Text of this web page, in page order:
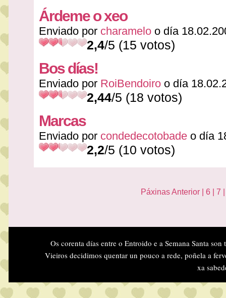
Árdeme o xeo
Enviado por charamelo o día
2,4/5 (15 votos)
Bos días!
Enviado por RoiBendoiro o día
2,44/5 (18 votos)
Marcas
Enviado por condedecotobade o día
2,2/5 (10 votos)
PáxinasAnterior 6 7
Os corenta días entre o Entroido e a Semana Santa
Vieiros decidimos quentar un pouco a rede, poñela a
xa